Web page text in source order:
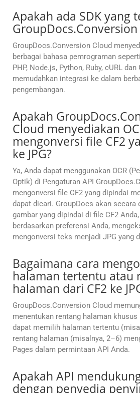
Apakah ada SDK yang
GroupDocs.Conversion
GroupDocs.Conversion Cloud
berbagai bahasa pemrograman
PHP, Node.js, Python, Ruby, cURL dan
memudahkan integrasi ke dalam
pengembangan.
Apakah
Cloud menyediakan
mengonversi file CF2
ke JPG?
Ya, Anda dapat menggunakan OCR
Optik) di Pengaturan API
mengonversi file CF2 yang dipindai
dapat dicari. GroupDocs akan
gambar yang dipindai di file CF2
berdasarkan preferensi Anda,
mengonversi teks menjadi JPG yang
Bagaimana cara
halaman tertentu atau
halaman dari CF2 ke
GroupDocs.Conversion Cloud
menentukan rentang halaman
dapat memilih halaman tertentu
rentang halaman (misalnya, 2–6)
Pages dalam permintaan API Anda.
Apakah API
dengan penyedia